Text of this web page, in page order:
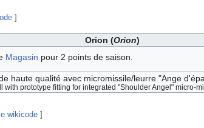
]
Orion (Orion)
Magasin pour 2 points de saison.
haute qualité avec micromissile/leurre "Ange
with prototype fitting for integrated "Shoulder Angel" micro-
wikicode ]